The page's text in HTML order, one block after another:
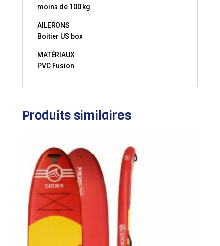
moins de 100 kg
AILERONS
Boitier US box
MATÉRIAUX
PVC Fusion
Produits similaires